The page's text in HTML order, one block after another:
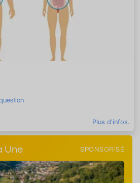
Plus d'infos.
Une SPONSORISÉ